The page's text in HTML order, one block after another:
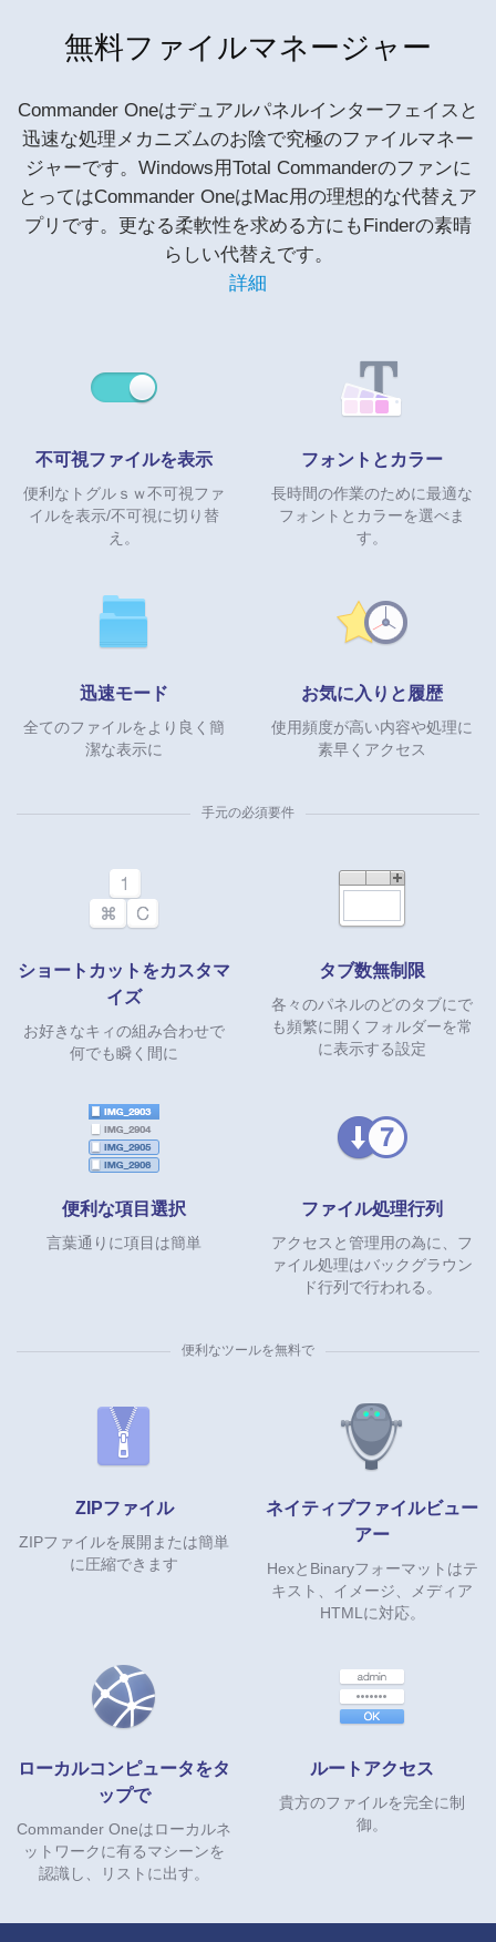
無料ファイルマネージャー
Commander Oneはデュアルパネルインターフェイスと
迅速な処理メカニズムのお陰で究極のファイルマネー
ジャーです。Windows用Total Commanderのファンに
とってはCommander OneはMac用の理想的な代替えア
プリです。更なる柔軟性を求める方にもFinderの素晴
らしい代替えです。
詳細
不可視ファイルを表示
便利なトグルｓｗ不可視ファ
イルを表示/不可視に切り替
え。
フォントとカラー
長時間の作業のために最適な
フォントとカラーを選べま
す。
迅速モード
全てのファイルをより良く簡
潔な表示に
お気に入りと履歴
使用頻度が高い内容や処理に
素早くアクセス
手元の必須要件
ショートカットをカスタマ
イズ
お好きなキィの組み合わせで
何でも瞬く間に
タブ数無制限
各々のパネルのどのタブにで
も頻繁に開くフォルダーを常
に表示する設定
便利な項目選択
言葉通りに項目は簡単
ファイル処理行列
アクセスと管理用の為に、フ
ァイル処理はバックグラウン
ド行列で行われる。
便利なツールを無料で
ZIPファイル
ZIPファイルを展開または簡単
に圧縮できます
ネイティブファイルビュー
アー
HexとBinaryフォーマットはテ
キスト、イメージ、メディア
HTMLに対応。
ローカルコンピュータをタ
ップで
Commander Oneはローカルネ
ットワークに有るマシーンを
認識し、リストに出す。
ルートアクセス
貴方のファイルを完全に制
御。